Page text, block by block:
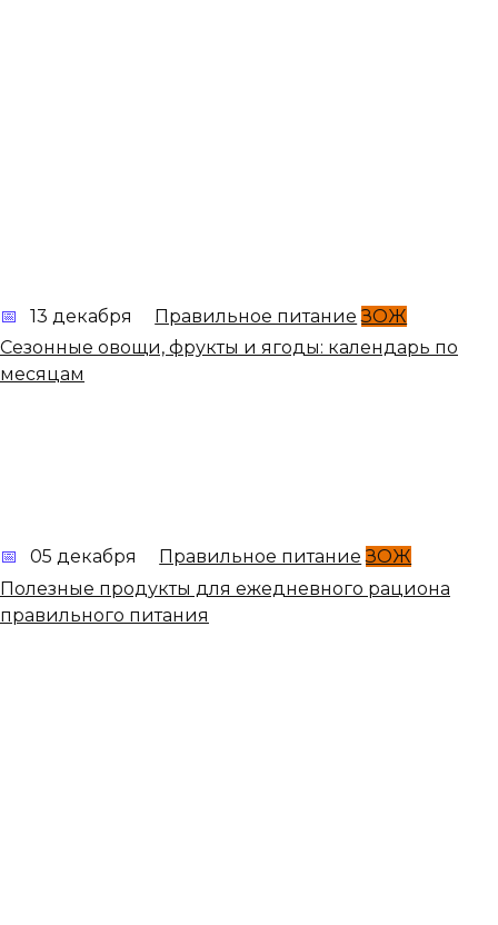
13 декабря Правильное питание ЗОЖ
Сезонные овощи, фрукты и ягоды: календарь по
месяцам
05 декабря Правильное питание ЗОЖ
Полезные продукты для ежедневного рациона
правильного питания